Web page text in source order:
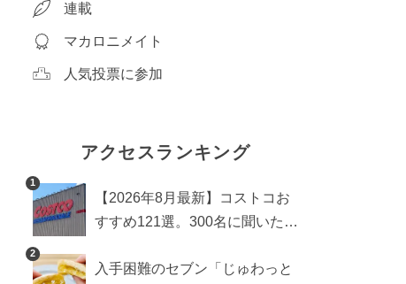
連載
マカロニメイト
人気投票に参加
アクセスランキング
1
【2026年8月最新】コストコお
すすめ121選。300名に聞いた買
め商品も
2
入手困難のセブン「じゅわっと